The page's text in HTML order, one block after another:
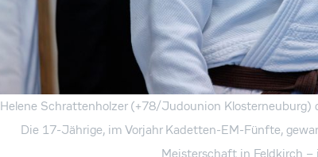
Helene Schrattenholzer (+78/Judounion Klosterneuburg)
Die 17-Jährige, im Vorjahr Kadetten-EM-Fünfte,
Meisterschaft in Feldkirch –